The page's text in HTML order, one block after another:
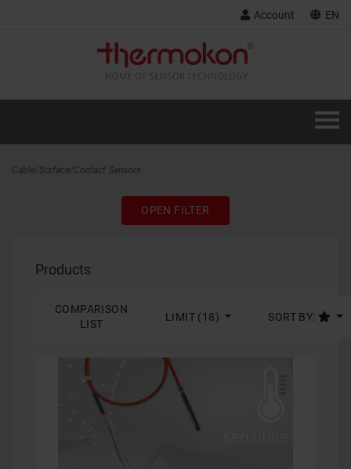
Account EN
Cable/Surface/Contact Sensors
OPEN FILTER
Products
COMPARISON
LIST
LIMIT (18) SORT BY: